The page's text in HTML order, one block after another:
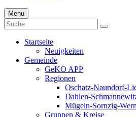
Menu
Startseite
Neuigkeiten
Gemeinde
GeKO APP
Regionen
Oschatz-Naundorf-
Dahlen-
Mügeln-Sornzig-
Gruppen & Kreise